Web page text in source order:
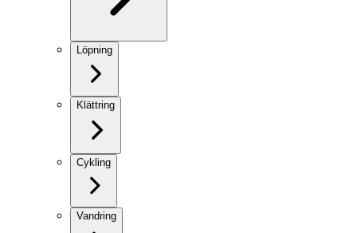
Löpning
Klättring
Cykling
Vandring